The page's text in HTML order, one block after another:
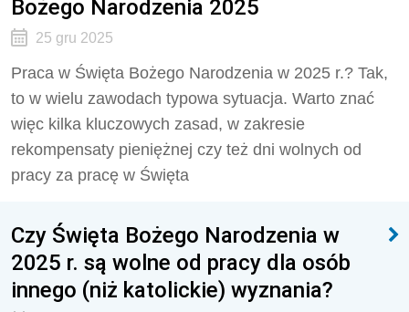
Bożego Narodzenia 2025
25 gru 2025
Praca w Święta Bożego Narodzenia w 2025 r.? Tak,
to w wielu zawodach typowa sytuacja. Warto znać
więc kilka kluczowych zasad, w zakresie
rekompensaty pieniężnej czy też dni wolnych od
pracy za pracę w Święta
Czy Święta Bożego Narodzenia w
2025 r. są wolne od pracy dla osób
innego (niż katolickie) wyznania?